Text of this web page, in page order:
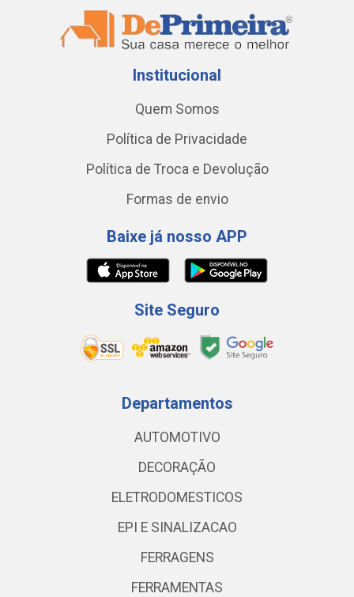
Institucional
Quem Somos
Política de Privacidade
Política de Troca e Devolução
Formas de envio
Baixe já nosso APP
Site Seguro
Departamentos
AUTOMOTIVO
DECORAÇÃO
ELETRODOMESTICOS
EPI E SINALIZACAO
FERRAGENS
FERRAMENTAS